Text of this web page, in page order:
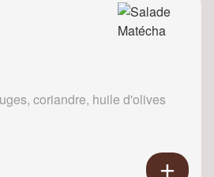
coriandre, huile d'olives